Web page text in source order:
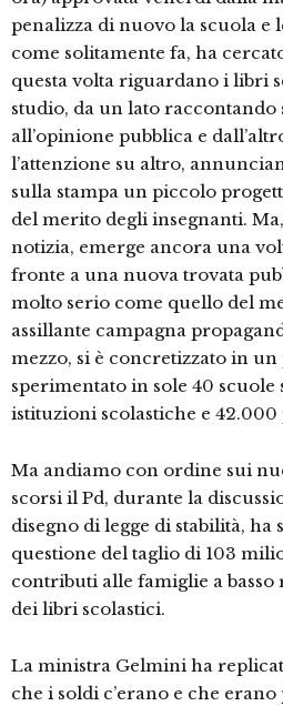
penalizza di nuovo la scuola e
come solitamente fa, ha
questa volta riguardano i libri
studio, da un lato raccontando
all’opinione pubblica e
l’attenzione su altro,
sulla stampa un piccolo
del merito degli insegnanti.
notizia, emerge ancora una
fronte a una nuova trovata
molto serio come quello del
assillante campagna
mezzo, si è concretizzato in
sperimentato in sole 40 scuole
istituzioni scolastiche e 42.000
Ma andiamo con ordine sui
scorsi il Pd, durante la
disegno di legge di stabilità, ha
questione del taglio di 103
contributi alle famiglie a basso
dei libri scolastici.
La ministra Gelmini ha
che i soldi c’erano e che